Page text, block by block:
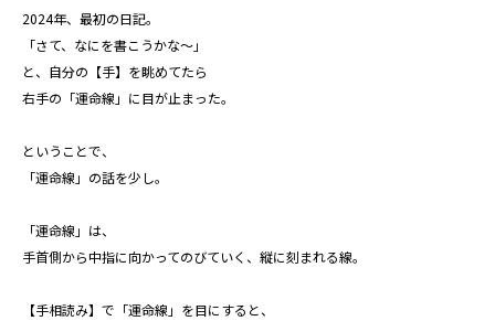
2024年、最初の日記。
「さて、なにを書こうかな～」
と、自分の【手】を眺めてたら
右手の「運命線」に目が止まった。
ということで、
「運命線」の話を少し。
「運命線」は、
手首側から中指に向かってのびていく、縦に刻まれる線。
【手相読み】で「運命線」を目にすると、